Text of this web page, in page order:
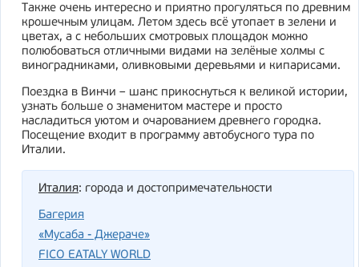
Также очень интересно и приятно прогуляться по древним
крошечным улицам. Летом здесь всё утопает в зелени и
цветах, а с небольших смотровых площадок можно
полюбоваться отличными видами на зелёные холмы с
виноградниками, оливковыми деревьями и кипарисами.
Поездка в Винчи – шанс прикоснуться к великой истории,
узнать больше о знаменитом мастере и просто
насладиться уютом и очарованием древнего городка.
Посещение входит в программу автобусного тура по
Италии.
Италия: города и достопримечательности
Багерия
«Мусаба - Джераче»
FICO EATALY WORLD